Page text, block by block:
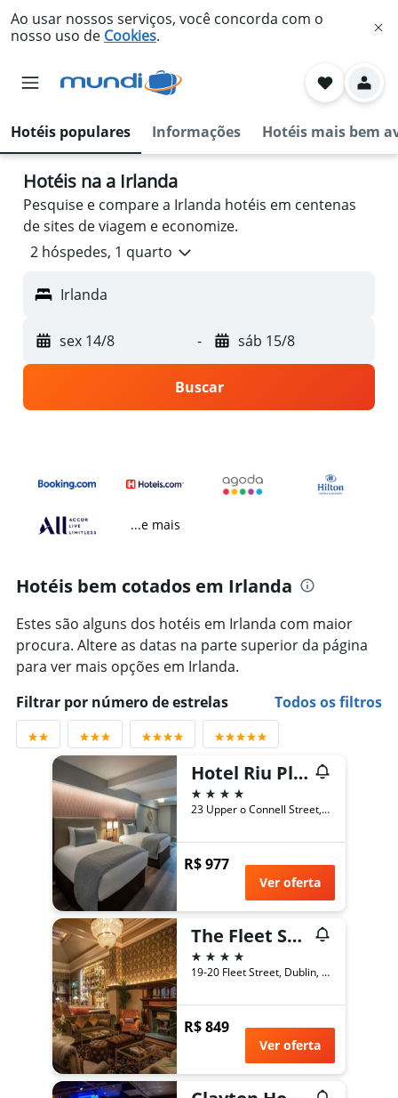
Ao usar nossos serviços, você concorda com o
nosso uso de Cookies.
Hotéis populares Informações Hotéis mais bem
Hotéis na a Irlanda
Pesquise e compare a Irlanda hotéis em centenas
de sites de viagem e economize.
2 hóspedes, 1 quarto
Irlanda
sex 14/8 - sáb 15/8
Buscar
...e mais
Hotéis bem cotados em Irlanda
Estes são alguns dos hotéis em Irlanda com maior
procura. Altere as datas na parte superior da página
para ver mais opções em Irlanda.
Filtrar por número de estrelas
Todos os filtros
Hotel Riu Plaza The Gresham Dublin
4 estrelas
23 Upper o Connell Street, Dublin, Irlanda
R$ 977
Ver oferta
The Fleet Street Hotel
4 estrelas
19-20 Fleet Street, Dublin, Irlanda
R$ 849
Ver oferta